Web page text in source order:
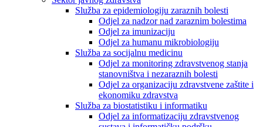
Služba za epidemiologiju zaraznih bolesti
Odjel za nadzor nad zaraznim bolestima
Odjel za imunizaciju
Odjel za humanu mikrobiologiju
Služba za socijalnu medicinu
Odjel za monitoring zdravstvenog stanja
stanovništva i nezaraznih bolesti
Odjel za organizaciju zdravstvene zaštite i
ekonomiku zdravstva
Služba za biostatistiku i informatiku
Odjel za informatizaciju zdravstvenog